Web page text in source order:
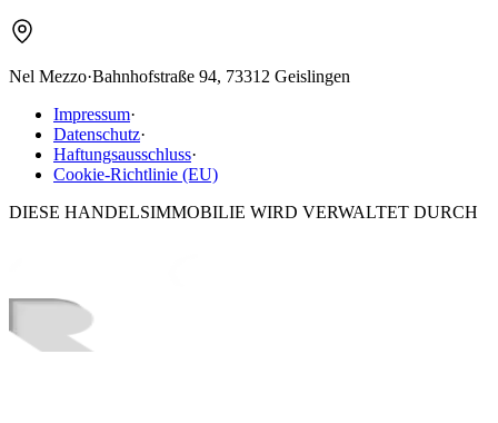
Nel Mezzo·Bahnhofstraße 94, 73312 Geislingen
Impressum·
Datenschutz·
Haftungsausschluss·
Cookie-Richtlinie (EU)
DIESE HANDELSIMMOBILIE WIRD VERWALTET DURCH